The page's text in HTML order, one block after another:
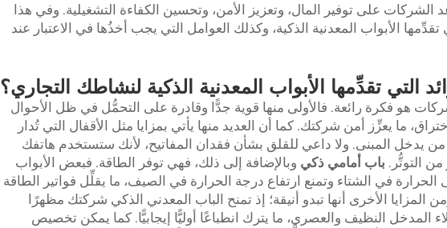
على توفير المال، وتعزيز الأمن، وتحسين الكفاءة التشغيلية. وفي هذا
تقدِّمها الأبواب المعدنية الذكية، وكذلك العوامل التي يجب أخذُها في الاعتبار عند
التي تقدِّمها الأبواب المعدنية الذكية لنشاطك التجاري؟
هو فكرة رائعة. فالأولى منها قوية جدًّا وقادرة على التحمُّل في ظل الأحوال
ما يعزِّز أمن شركتك. كما أن العديد منها يأتي بمزايا مثل الأقفال التي تُدار
يدخل المبنى. ولا داعي للقلق بشأن فقدان المفاتيح، لأنك ستستخدم هاتفك
من التوتُّر. باب أمامي ذكي وبالإضافة إلى ذلك، فهي توفر الطاقة. فبعض الأبواب
في الشتاء وتمنع ارتفاع درجة الحرارة في الصيف، ما يقلِّل فواتير الطاقة
المزايا الأخرى أنها تبدو أنيقة؛ إذ تمنح الباب المعدني الذكي شركتك مظهرًا
المدخل النظيف والعصري، ما يترك انطباعًا أوليًّا إيجابيًّا. كما يمكن تخصيص